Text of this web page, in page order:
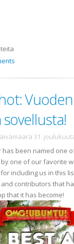
31.
has been named one
by one of our favorite
including us in this
contributors that
that it has become!